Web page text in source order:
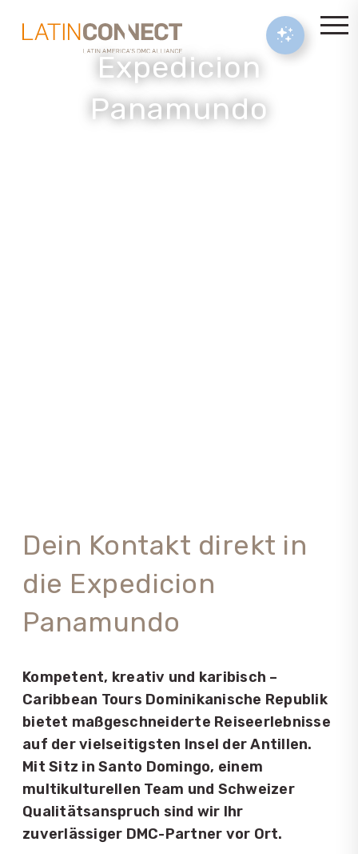
Expedicion
Panamundo
Dein Kontakt direkt in
die Expedicion
Panamundo
Kompetent, kreativ und karibisch –
Caribbean Tours Dominikanische Republik
bietet maßgeschneiderte Reiseerlebnisse
auf der vielseitigsten Insel der Antillen.
Mit Sitz in Santo Domingo, einem
multikulturellen Team und Schweizer
Qualitätsanspruch sind wir Ihr
zuverlässiger DMC-Partner vor Ort.